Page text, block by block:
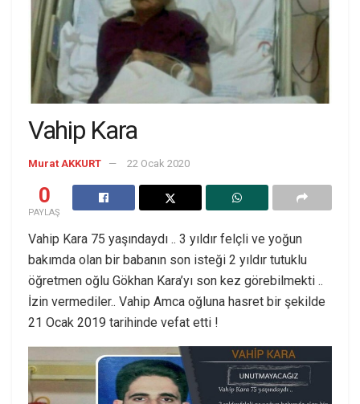
Vahip Kara
Murat AKKURT 22 Ocak 2020
0
PAYLAŞ
Vahip Kara 75 yaşındaydı .. 3 yıldır felçli ve yoğun
bakımda olan bir babanın son isteği 2 yıldır tutuklu
öğretmen oğlu Gökhan Kara’yı son kez görebilmekti ..
İzin vermediler.. Vahip Amca oğluna hasret bir şekilde
21 Ocak 2019 tarihinde vefat etti !